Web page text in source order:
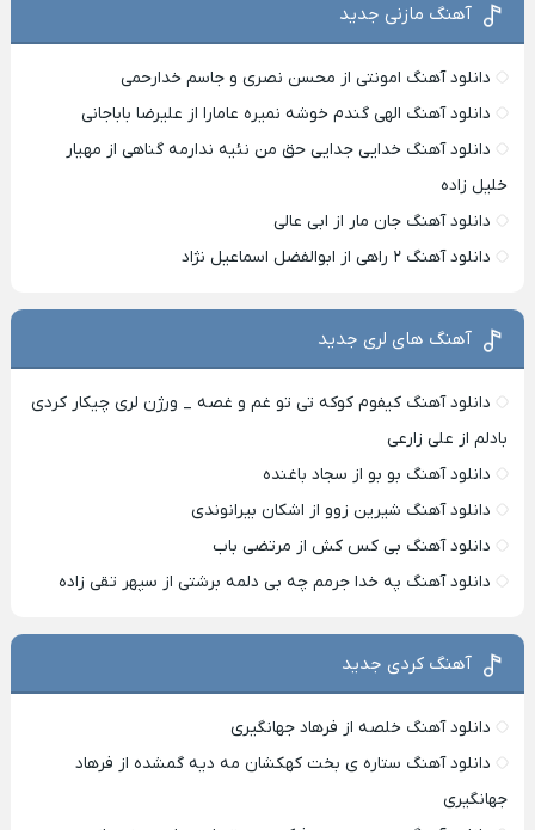
آهنگ مازنی جدید
دانلود آهنگ امونتی از محسن نصری و جاسم خدارحمی
دانلود آهنگ الهی گندم خوشه نمیره عامارا از علیرضا باباجانی
دانلود آهنگ خدایی جدایی حق من نئیه ندارمه گناهی از مهیار
خلیل زاده
دانلود آهنگ جان مار از ابی عالی
دانلود آهنگ ۲ راهی از ابوالفضل اسماعیل نژاد
آهنگ های لری جدید
دانلود آهنگ کیفوم کوکه تی تو غم و غصه _ ورژن لری چیکار کردی
بادلم از علی زارعی
دانلود آهنگ بو بو از سجاد باغنده
دانلود آهنگ شیرین زوو از اشکان بیرانوندی
دانلود آهنگ بی کس کش از مرتضی باب
دانلود آهنگ په خدا جرمم چه بی دلمه برشتی از سپهر تقی زاده
آهنگ کردی جدید
دانلود آهنگ خلصه از فرهاد جهانگیری
دانلود آهنگ ستاره ی بخت کهکشان مه دیه گمشده از فرهاد
جهانگیری